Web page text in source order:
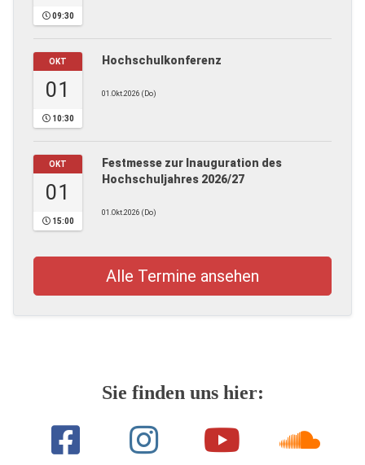
09:30
OKT
01
10:30
Hochschulkonferenz
01.Okt.2026 (Do)
OKT
01
15:00
Festmesse zur Inauguration des
Hochschuljahres 2026/27
01.Okt.2026 (Do)
Alle Termine ansehen
Sie finden uns hier: